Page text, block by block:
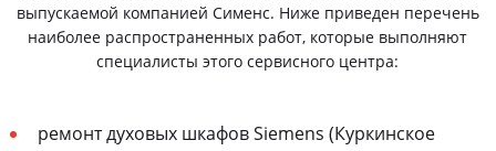
выпускаемой компанией Сименс. Ниже приведен перечень
наиболее распространенных работ, которые выполняют
специалисты этого сервисного центра:
ремонт духовых шкафов Siemens (Куркинское